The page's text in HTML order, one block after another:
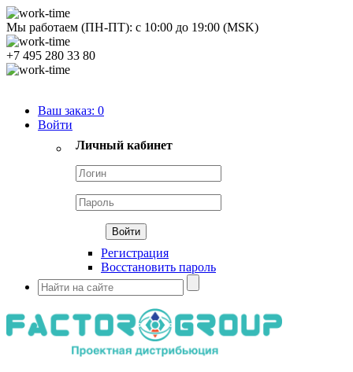
Мы работаем (ПН-ПТ): с 10:00 до 19:00 (MSK)
+7 495 280 33 80
Ваш заказ: 0
Войти
Личный кабинет
Регистрация
Восстановить пароль